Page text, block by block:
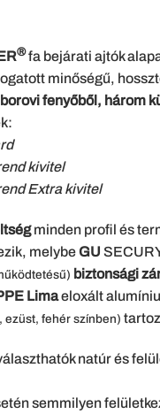
®fa bejárati ajtók
minőségű,
borovi fenyőből, három
kivitel
Extra kivitel
minden profil és
melybeGU
biztonsági
Limaeloxált
ezüst, fehér színben)
natúr és
semmilyen